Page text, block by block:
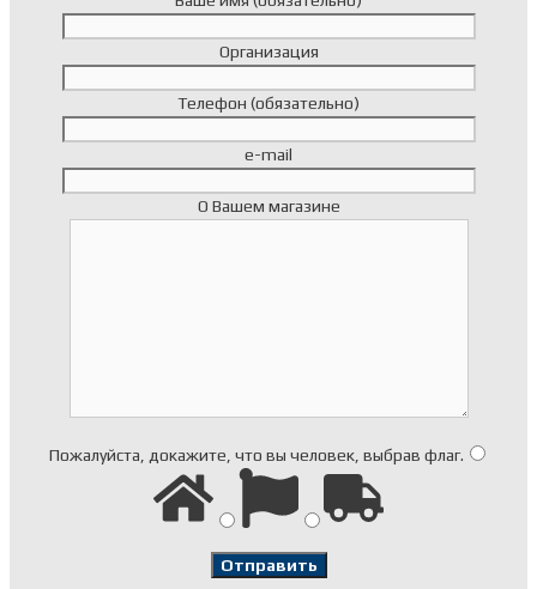
Организация
Телефон (обязательно)
e-mail
О Вашем магазине
Пожалуйста, докажите, что вы человек, выбрав флаг.